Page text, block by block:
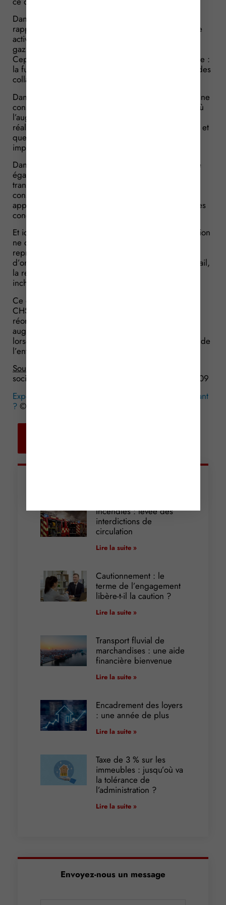
Dans la première affaire, une entreprise décide de
rapprocher 2 de ses services, qui exercent la même
activité d’intervention de sécurité et de dépannage
gaz. Elle consulte donc le CHSCT à ce sujet.
Cependant, celui-ci souhaite recourir à une expertise :
la fusion entraînerait une augmentation de l’activité des
collaborateurs de 15 %.
Dans cette affaire, le juge a estimé que cette fusion ne
constituait pas un projet important dans la mesure où
l’augmentation de l’activité de 15 % représente en
réalité 2 appels téléphoniques de plus par semaine et
que les autres tâches de l’activité n’étaient pas
impactées.
Dans la deuxième affaire, une entreprise réorganise
également 2 de ses services en procédant à un
transfert de personnel d’un service à l’autre. Elle
consulte, à son tour, le CHSCT qui décide de faire
appel à un expert, estimant que ce projet impacte les
conditions de travail des salariés.
Et ici aussi, le juge a souligné que cette réorganisation
ne constituait pas un projet important puisqu’il ne
représentait qu’un simple changement
d’organigramme et de management. Le lieu de travail,
la rémunération et le métier des salariés restaient
inchangés.
Ce qu’il faut retenir de ces 2 affaires, c’est qu’un
CHSCT n’a pas à recourir à un expert lorsque la
réorganisation de l’activité n’entraîne pas une
augmentation notable de la charge de travail ou
lorsqu’elle se contente de modifier l’organigramme de
l’entreprise.
Source :
sociale, du 12 avril 2016, n° 14-29247 et n° 14-23809
Expertise du CHSCT : qu’est-ce qu’un projet important
? © Copyright WebLex – 2016
Incendies : levée des
interdictions de
circulation
Lire la suite »
Cautionnement : le
terme de l’engagement
libère-t-il la caution ?
Lire la suite »
Transport fluvial de
marchandises : une aide
financière bienvenue
Lire la suite »
Encadrement des loyers
: une année de plus
Lire la suite »
Taxe de 3 % sur les
immeubles : jusqu’où va
la tolérance de
l’administration ?
Lire la suite »
Envoyez-nous un message